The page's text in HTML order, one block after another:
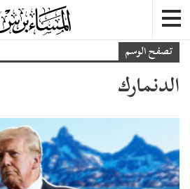
تصفح الوسم
الدنمارك